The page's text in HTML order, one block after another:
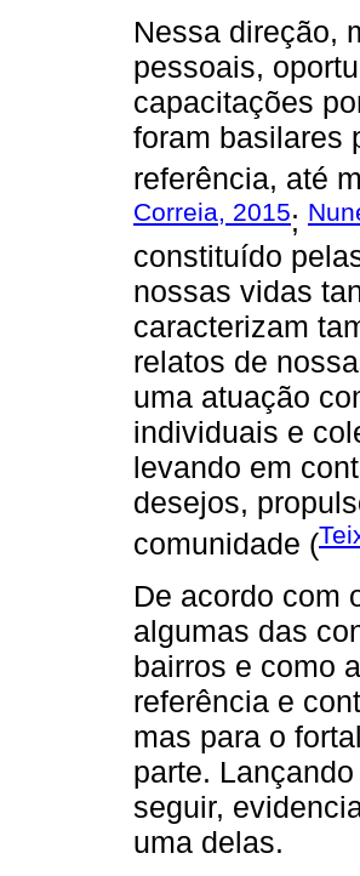
Nessa direção,
pessoais,
capacitações
foram basilares
referência, até
Correia, 2015;
constituído
nossas vidas
caracterizam
relatos de
uma atuação
individuais e
levando em
desejos,
comunidade (
De acordo com
algumas das
bairros e como
referência e
mas para o
parte.
seguir,
uma delas.